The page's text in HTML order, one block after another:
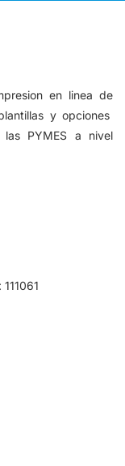
en linea de
y opciones
PYMES a nivel